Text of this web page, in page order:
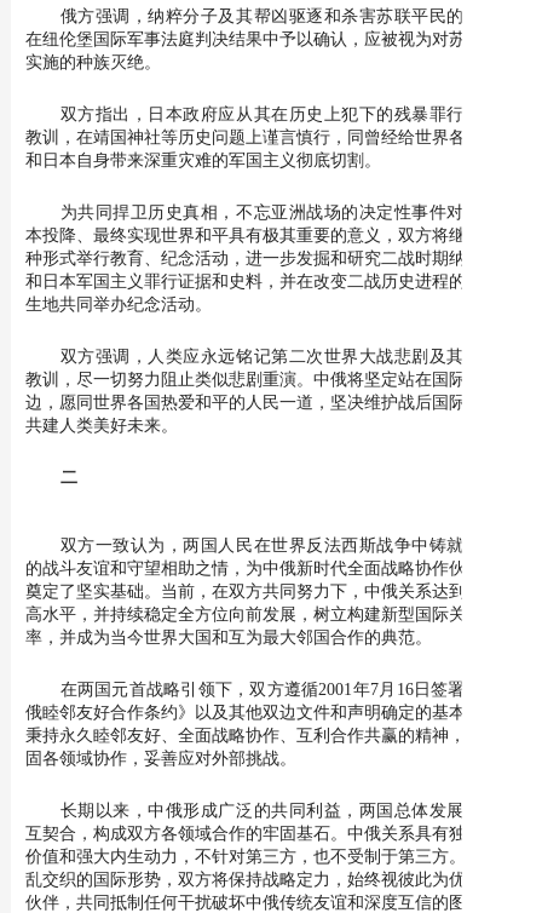
俄方强调，纳粹分子及其帮凶驱逐和杀害苏联平民的罪行已
在纽伦堡国际军事法庭判决结果中予以确认，应被视为对苏联人民
实施的种族灭绝。
双方指出，日本政府应从其在历史上犯下的残暴罪行中汲取
教训，在靖国神社等历史问题上谨言慎行，同曾经给世界各国人民
和日本自身带来深重灾难的军国主义彻底切割。
为共同捍卫历史真相，不忘亚洲战场的决定性事件对促使日
本投降、最终实现世界和平具有极其重要的意义，双方将继续以各
种形式举行教育、纪念活动，进一步发掘和研究二战时期纳粹德国
和日本军国主义罪行证据和史料，并在改变二战历史进程的事件发
生地共同举办纪念活动。
双方强调，人类应永远铭记第二次世界大战悲剧及其原因和
教训，尽一切努力阻止类似悲剧重演。中俄将坚定站在国际正义一
边，愿同世界各国热爱和平的人民一道，坚决维护战后国际秩序，
共建人类美好未来。
二
双方一致认为，两国人民在世界反法西斯战争中铸就了深厚
的战斗友谊和守望相助之情，为中俄新时代全面战略协作伙伴关系
奠定了坚实基础。当前，在双方共同努力下，中俄关系达到历史最
高水平，并持续稳定全方位向前发展，树立构建新型国际关系的表
率，并成为当今世界大国和互为最大邻国合作的典范。
在两国元首战略引领下，双方遵循2001年7月16日签署的《中
俄睦邻友好合作条约》以及其他双边文件和声明确定的基本原则，
秉持永久睦邻友好、全面战略协作、互利合作共赢的精神，持续巩
固各领域协作，妥善应对外部挑战。
长期以来，中俄形成广泛的共同利益，两国总体发展目标相
互契合，构成双方各领域合作的牢固基石。中俄关系具有独特战略
价值和强大内生动力，不针对第三方，也不受制于第三方。面对变
乱交织的国际形势，双方将保持战略定力，始终视彼此为优先合作
伙伴，共同抵制任何干扰破坏中俄传统友谊和深度互信的图谋，为